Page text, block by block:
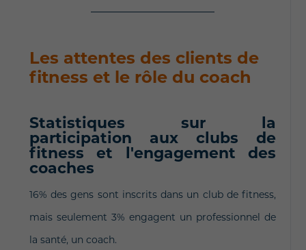
Les attentes des clients de
fitness et le rôle du coach
Statistiques sur la
participation aux clubs de
fitness et l'engagement des
coaches
16% des gens sont inscrits dans un club de fitness,
mais seulement 3% engagent un professionnel de
la santé, un coach.